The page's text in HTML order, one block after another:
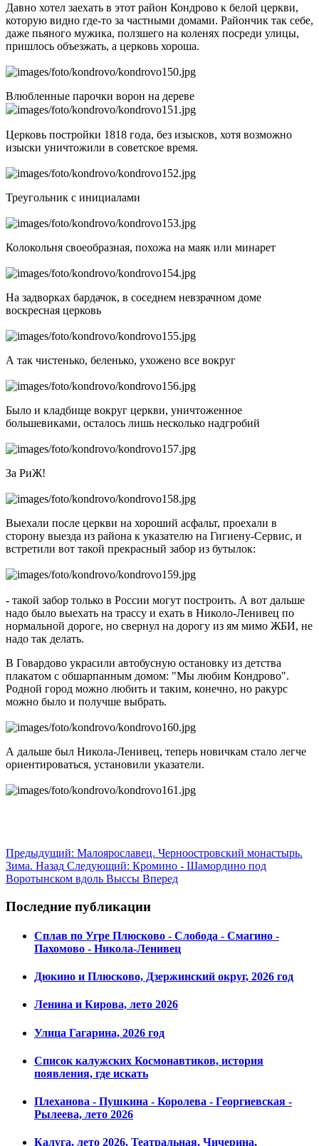
Давно хотел заехать в этот район Кондрово к белой церкви,
которую видно где-то за частными домами. Райончик так себе,
даже пьяного мужика, ползшего на коленях посреди улицы,
пришлось объезжать, а церковь хороша.
Влюбленные парочки ворон на дереве
Церковь постройки 1818 года, без изысков, хотя возможно
изыски уничтожили в советское время.
Треугольник с инициалами
Колокольня своеобразная, похожа на маяк или минарет
На задворках бардачок, в соседнем невзрачном доме
воскресная церковь
А так чистенько, беленько, ухожено все вокруг
Было и кладбище вокруг церкви, уничтоженное
большевиками, осталось лишь несколько надгробий
За РиЖ!
Выехали после церкви на хороший асфальт, проехали в
сторону выезда из района к указателю на Гигиену-Сервис, и
встретили вот такой прекрасный забор из бутылок:
- такой забор только в России могут построить. А вот дальше
надо было выехать на трассу и ехать в Николо-Ленивец по
нормальной дороге, но свернул на дорогу из ям мимо ЖБИ, не
надо так делать.
В Говардово украсили автобусную остановку из детства
плакатом с обшарпанным домом: "Мы любим Кондрово".
Родной город можно любить и таким, конечно, но ракурс
можно было и получше выбрать.
А дальше был Никола-Ленивец, теперь новичкам стало легче
ориентироваться, установили указатели.
Предыдущий: Малоярославец. Черноостровский монастырь.
Зима. Назад Следующий: Кромино - Шамордино под
Воротынском вдоль Выссы Вперед
Последние публикации
Сплав по Угре Плюсково - Слобода - Смагино -
Пахомово - Никола-Ленивец
Дюкино и Плюсково, Дзержинский округ, 2026 год
Ленина и Кирова, лето 2026
Улица Гагарина, 2026 год
Список калужских Космонавтиков, история
появления, где искать
Плеханова - Пушкина - Королева - Георгиевская -
Рылеева, лето 2026
Калуга, лето 2026. Театральная, Чичерина,